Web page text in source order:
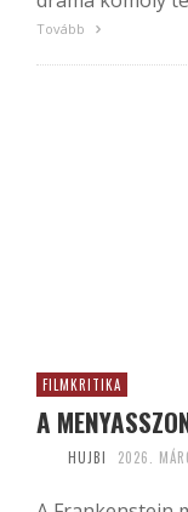
Tovább
FILMKRITIKA
A
HUJBI 2026.